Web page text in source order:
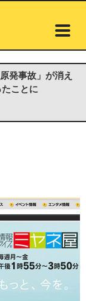
発事故」が消え
ことに